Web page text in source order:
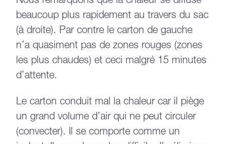
beaucoup plus rapidement au travers du sac
(à droite). Par contre le carton de gauche
n’a quasiment pas de zones rouges (zones
les plus chaudes) et ceci malgré 15 minutes
d’attente.
Le carton conduit mal la chaleur car il piège
un grand volume d’air qui ne peut circuler
(convecter). Il se comporte comme un